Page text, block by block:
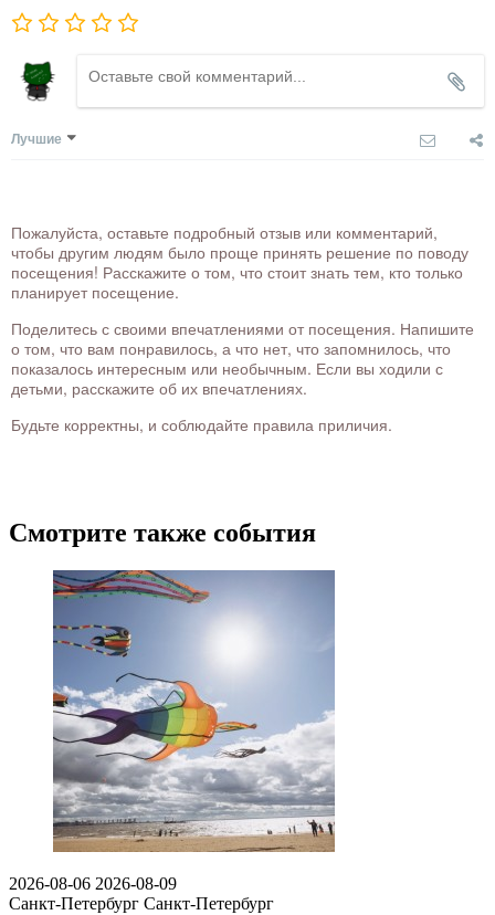
Лучшие
Пожалуйста, оставьте подробный отзыв или комментарий,
чтобы другим людям было проще принять решение по поводу
посещения! Расскажите о том, что стоит знать тем, кто только
планирует посещение.
Поделитесь с своими впечатлениями от посещения. Напишите
о том, что вам понравилось, а что нет, что запомнилось, что
показалось интересным или необычным. Если вы ходили с
детьми, расскажите об их впечатлениях.
Будьте корректны, и соблюдайте правила приличия.
Смотрите также события
2026-08-06 2026-08-09
Санкт-Петербург Санкт-Петербург